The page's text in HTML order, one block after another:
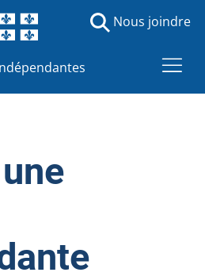
Nous joindre